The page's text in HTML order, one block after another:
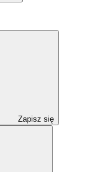
Zapisz się